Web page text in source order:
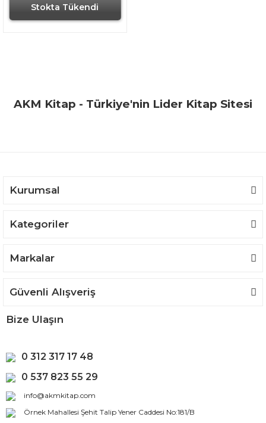
Stokta Tükendi
AKM Kitap - Türkiye'nin Lider Kitap Sitesi
Kurumsal
Kategoriler
Markalar
Güvenli Alışveriş
Bize Ulaşın
0 312 317 17 48
0 537 823 55 29
info@akmkitap.com
Örnek Mahallesi Şehit Talip Yener Caddesi No:181/B